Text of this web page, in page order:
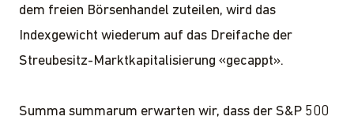
dem freien Börsenhandel zuteilen, wird das
Indexgewicht wiederum auf das Dreifache der
Streubesitz-Marktkapitalisierung «gecappt».
Summa summarum erwarten wir, dass der S&P 500